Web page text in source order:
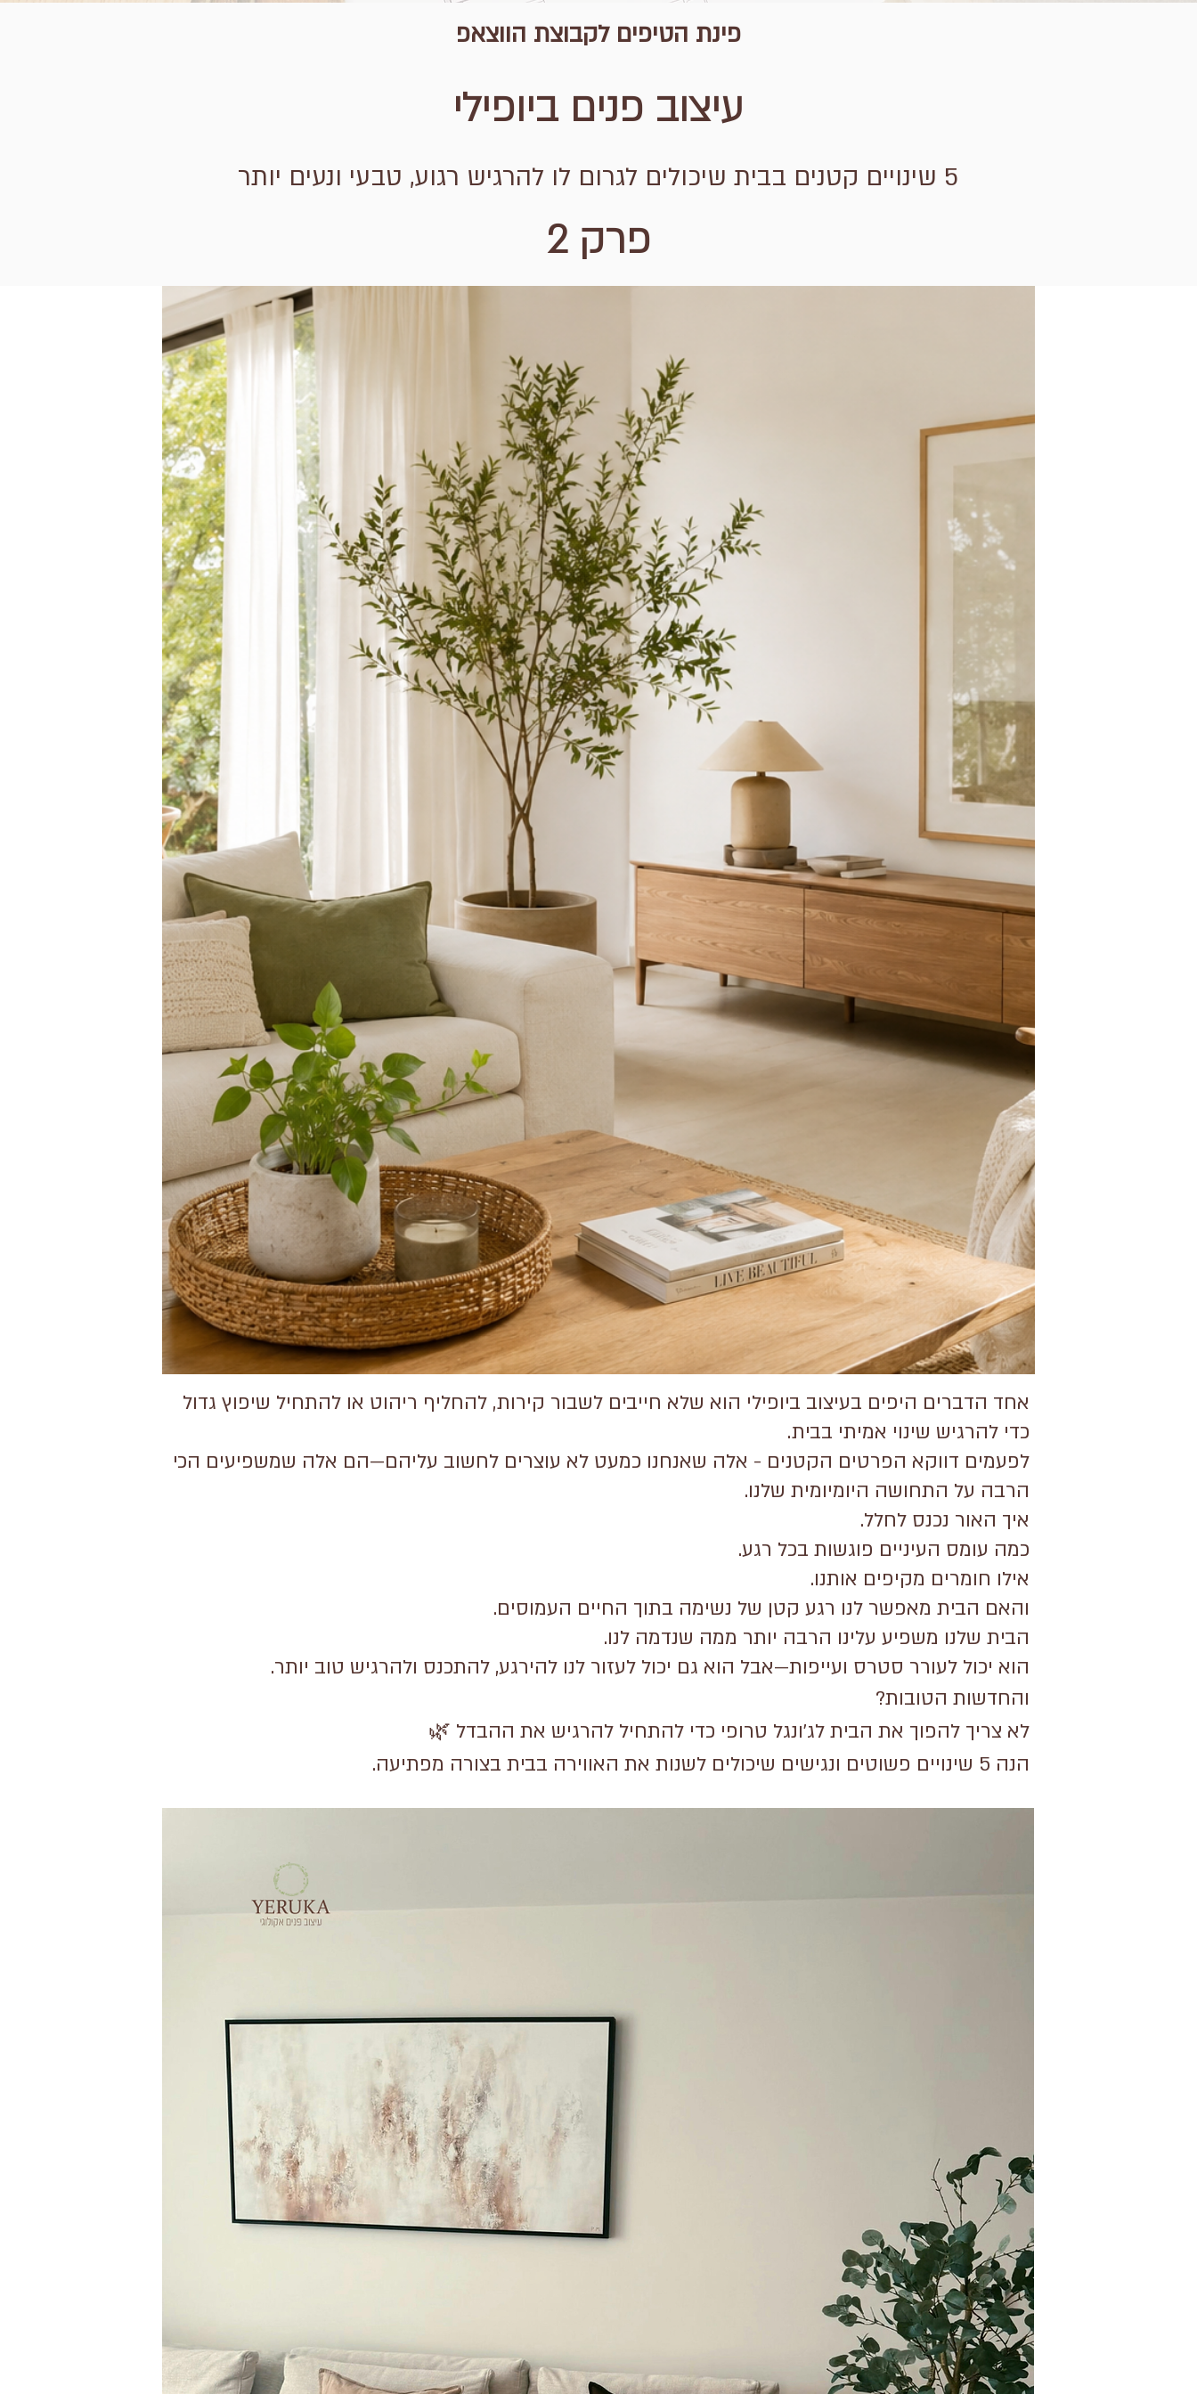
פינת הטיפים לקבוצת הווצאפ
עיצוב פנים ביופילי
5 שינויים קטנים בבית שיכולים לגרום לו להרגיש רגוע, טבעי ונעים יותר
פרק 2
אחד הדברים היפים בעיצוב ביופילי הוא שלא חייבים לשבור קירות, להחליף ריהוט או להתחיל שיפוץ גדול
כדי להרגיש שינוי אמיתי בבית.
לפעמים דווקא הפרטים הקטנים - אלה שאנחנו כמעט לא עוצרים לחשוב עליהם—הם אלה שמשפיעים הכי
הרבה על התחושה היומיומית שלנו.
איך האור נכנס לחלל.
כמה עומס העיניים פוגשות בכל רגע.
אילו חומרים מקיפים אותנו.
והאם הבית מאפשר לנו רגע קטן של נשימה בתוך החיים העמוסים.
הבית שלנו משפיע עלינו הרבה יותר ממה שנדמה לנו.
הוא יכול לעורר סטרס ועייפות—אבל הוא גם יכול לעזור לנו להירגע, להתכנס ולהרגיש טוב יותר.
והחדשות הטובות?
לא צריך להפוך את הבית לג׳ונגל טרופי כדי להתחיל להרגיש את ההבדל 🌿
הנה 5 שינויים פשוטים ונגישים שיכולים לשנות את האווירה בבית בצורה מפתיעה.